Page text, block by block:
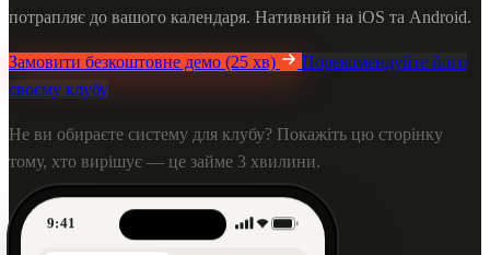
потрапляє до вашого календаря. Нативний на iOS та Android.
Замовити безкоштовне демо (25 хв)
Порекомендуйте його
своєму клубу
Не ви обираєте систему для клубу? Покажіть цю сторінку
тому, хто вирішує — це займе 3 хвилини.
9:41